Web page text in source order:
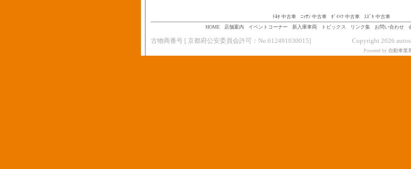
ﾄﾖﾀ 中古車 ﾆｯｻﾝ 中古車 ﾀﾞｲﾊﾂ 中古車
ｽｽﾞｷ 中古車
HOME
店舗案内 イベントコーナー 新入庫車両 トピックス リンク集 お問い合わせ
古物商番号 [ 京都府公安委員会許可：No.612491030015] Copyright 2026
Powered by 自動車業